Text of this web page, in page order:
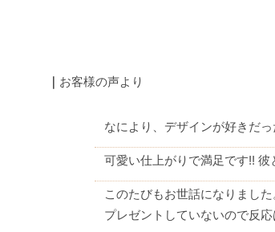
｜ お客様の声より
なにより、デザインが好きだ
可愛い仕上がりで満足です!! 彼
このたびもお世話になりまし
プレゼントしていないので反